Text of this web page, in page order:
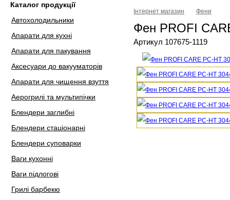
Каталог продукції
Автохолодильники
Апарати для кухні
Апарати для пакування
Аксесуари до вакууматорів
Апарати для чищення взуття
Аерогрилі та мультипічки
Блендери заглибні
Блендери стаціонарні
Блендери суповарки
Ваги кухонні
Ваги підлогові
Грилі барбекю
Інтернет магазин Фени
Фен PROFI
Артикул 107675-1119